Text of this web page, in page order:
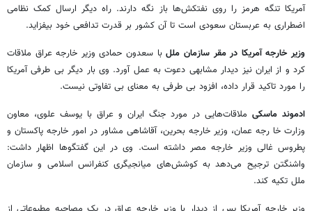
آمریکا تنگه هرمز را روی نفتکش‌ها باز نگه دارند. راه دیگر ارسال کمک نظامی
اضطراری به عربستان سعودی است تا آن کشور بر قدرت تدافعی خود بیفزاید.
وزیر خارجه آمریکا در مقر سازمان مللبا سعدون حمادی وزیر خارجه عراق ملاقات
کرد و از ایران نیز دیدار مشابهی دعوت به عمل آورد. وی بار دیگر بی طرفی آمریکا
را مورد تاکید قرار داده، افزود بی طرفی به معنای بی تفاوتی نیست.
ادموند ماسکی ملاقات‌هایی در مورد جنگ ایران و عراق با یوسف علوی، معاون
وزارت خا رجه عمان، وزیر خارجه بحرین، آقاشاهی مشاور در امور خارجه پاکستان و
پطروس غالی وزیر خارجه مصر داشته است. وی در این گفتگوها اظهار داشت:
واشنگتن ترجیح می‌دهد به کوشش‌های میانجیگری کنفرانس اسلامی و سازمان
ملل تکیه کند.